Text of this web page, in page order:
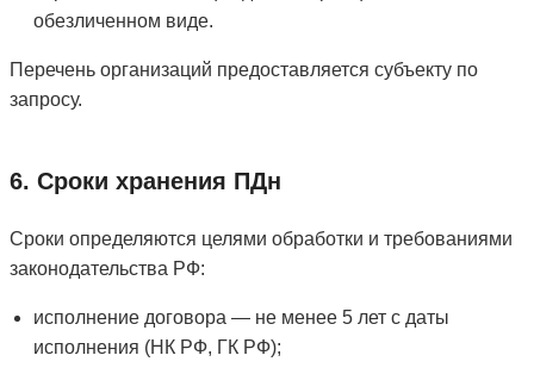
обезличенном виде.
Перечень организаций предоставляется субъекту по
запросу.
6. Сроки хранения ПДн
Сроки определяются целями обработки и требованиями
законодательства РФ:
исполнение договора — не менее 5 лет с даты
исполнения (НК РФ, ГК РФ);